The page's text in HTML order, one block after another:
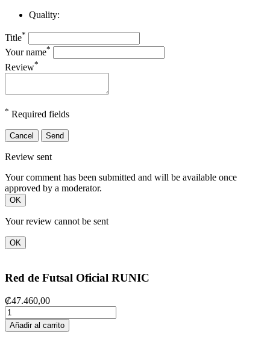
Quality:
Title*
Your name*
Review*
* Required fields
Cancel Send
Review sent
Your comment has been submitted and will be available once
approved by a moderator.
OK
Your review cannot be sent
OK
Red de Futsal Oficial RUNIC
₡47.460,00
Añadir al carrito